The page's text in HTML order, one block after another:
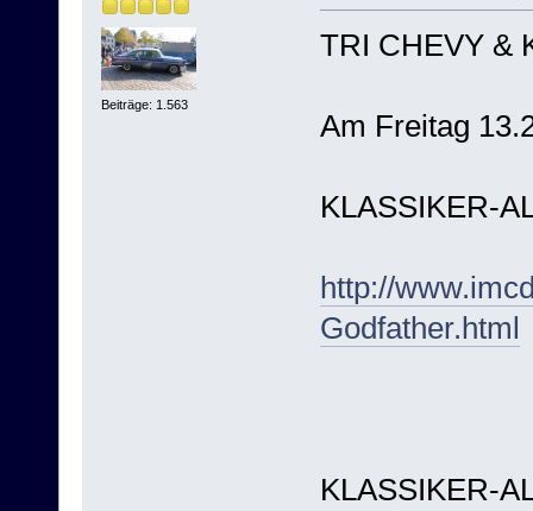
Beiträge: 1.563
TRI CHEVY &
Am Freitag
KLASSIKER-
http://
Godfather.html
KLASSIKER-